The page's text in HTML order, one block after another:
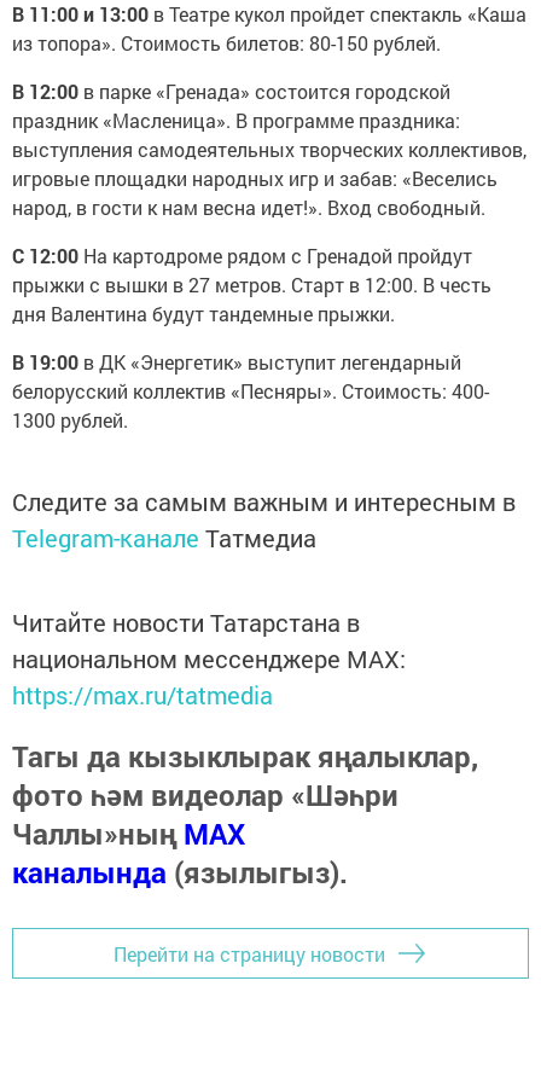
В 11:00 и 13:00 в Театре кукол пройдет спектакль «Каша
из топора». Стоимость билетов: 80-150 рублей.
В 12:00 в парке «Гренада» состоится городской
праздник «Масленица». В программе праздника:
выступления самодеятельных творческих коллективов,
игровые площадки народных игр и забав: «Веселись
народ, в гости к нам весна идет!». Вход свободный.
С 12:00 На картодроме рядом с Гренадой пройдут
прыжки с вышки в 27 метров. Старт в 12:00. В честь
дня Валентина будут тандемные прыжки.
В 19:00 в ДК «Энергетик» выступит легендарный
белорусский коллектив «Песняры». Стоимость: 400-
1300 рублей.
Следите за самым важным и интересным в
Telegram-канале Татмедиа
Читайте новости Татарстана в
национальном мессенджере MАХ:
https://max.ru/tatmedia
Тагы да кызыклырак яңалыклар,
фото һәм видеолар «Шәһри
Чаллы»ныңMAX
каналында (язылыгыз).
Перейти на страницу новости